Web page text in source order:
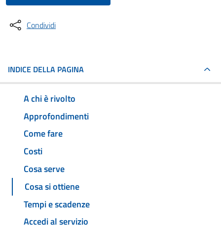
Condividi
INDICE DELLA PAGINA
A chi è rivolto
Approfondimenti
Come fare
Costi
Cosa serve
Cosa si ottiene
Tempi e scadenze
Accedi al servizio